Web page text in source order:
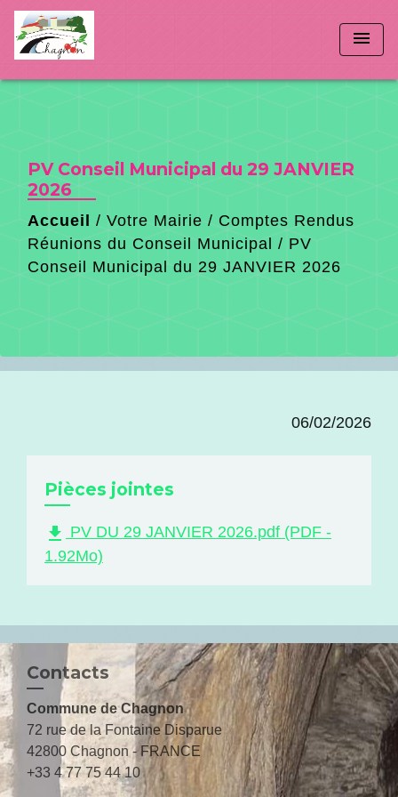
menu
PV Conseil Municipal du 29 JANVIER
2026
Accueil / Votre Mairie / Comptes Rendus
Réunions du Conseil Municipal / PV
Conseil Municipal du 29 JANVIER 2026
06/02/2026
Pièces jointes
file_download PV DU 29 JANVIER 2026.pdf (PDF -
1.92Mo)
Contacts
Commune de Chagnon
72 rue de la Fontaine Disparue
42800 Chagnon - FRANCE
+33 4 77 75 44 10